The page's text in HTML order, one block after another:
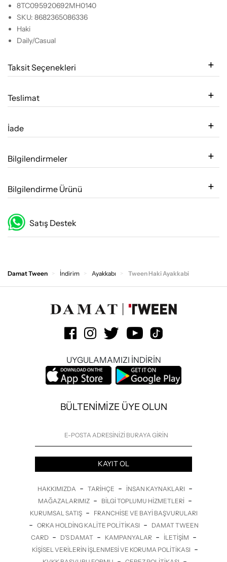
8TC095920692MH0140
SKU: 8682365086336
Haki
Daily/Casual
Taksit Seçenekleri
Teslimat
İade
Bilgilendirmeler
Bilgilendirme Ürünü
Satış Destek
Damat Tween İndi̇ri̇m Ayakkabı Tween Haki Ayakkabi
UYGULAMAMIZI İNDİRİN
BÜLTENİMİZE ÜYE OLUN
KAYIT OL
HAKKIMIZDA - TARIHÇE - İNSAN KAYNAKLARI -
MAĞAZALARIMIZ - BILGI TOPLUMU HIZMETLERI -
KURUMSAL SATIŞ - FRANCHISE VE BAYI BAŞVURULARI
- ORKA HOLDING KALITE POLITIKASI -
DAMAT TWEEN
CARD - D’S DAMAT - KAMPANYALAR - İLETİŞİM -
KIŞISEL VERILERIN İŞLENMESI VE KORUMA POLITIKASI -